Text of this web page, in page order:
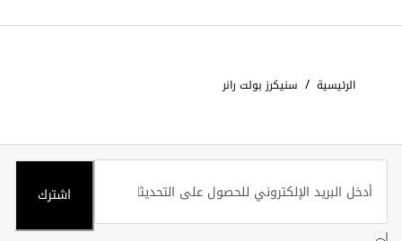
الرئيسية / سنيكرز بولت رانر
اشترك